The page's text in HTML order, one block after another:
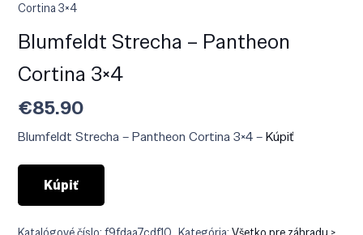
Cortina 3×4
Blumfeldt Strecha – Pantheon
Cortina 3×4
€85.90
Blumfeldt Strecha – Pantheon Cortina 3×4 –Kúpiť
Kúpiť